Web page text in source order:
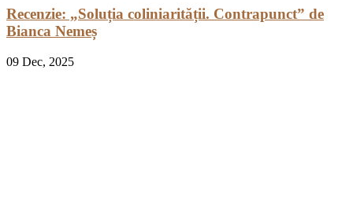
Recenzie: „Soluția coliniarității. Contrapunct” de
Bianca Nemeș
09 Dec, 2025